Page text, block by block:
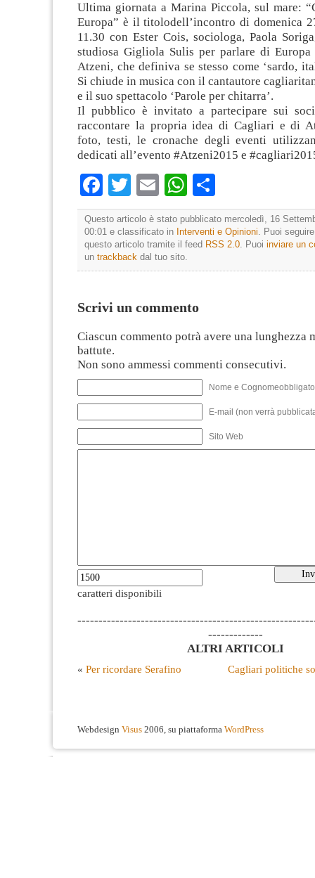
Ultima giornata a Marina Piccola, sul mare:
Europa” è il titolodell’incontro di domenica
11.30 con Ester Cois, sociologa, Paola
studiosa Gigliola Sulis per parlare di Europa
Atzeni, che definiva se stesso come ‘sardo,
Si chiude in musica con il cantautore
e il suo spettacolo ‘Parole per chitarra’.
Il pubblico è invitato a partecipare sui
raccontare la propria idea di Cagliari e di
foto, testi, le cronache degli eventi
dedicati all’evento #Atzeni2015 e
Facebook
TwitterEmailWhatsApp
Questo articolo è stato pubblicato mercoledì, 16
00:01 e classificato in Interventi e Opinioni. Puoi
questo articolo tramite il feed RSS 2.0. Puoi inviare un
un trackback dal tuo sito.
Scrivi un commento
Ciascun commento potrà avere una lunghezza
battute.
Non sono ammessi commenti consecutivi.
Nome e
E-mail (non verrà
Sito Web
caratteri disponibili
-------------
ALTRI ARTICOLI
« Per ricordare Serafino Cagliari politiche
Webdesign Visus 2006, su piattaforma WordPress